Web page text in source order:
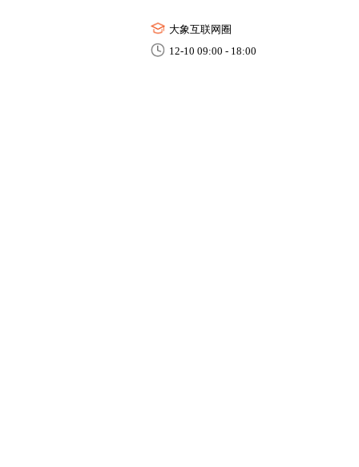
大象互联网圈
12-10 09:00 - 18:00